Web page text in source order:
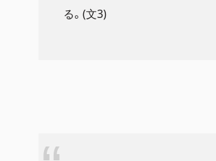
る。(文3)